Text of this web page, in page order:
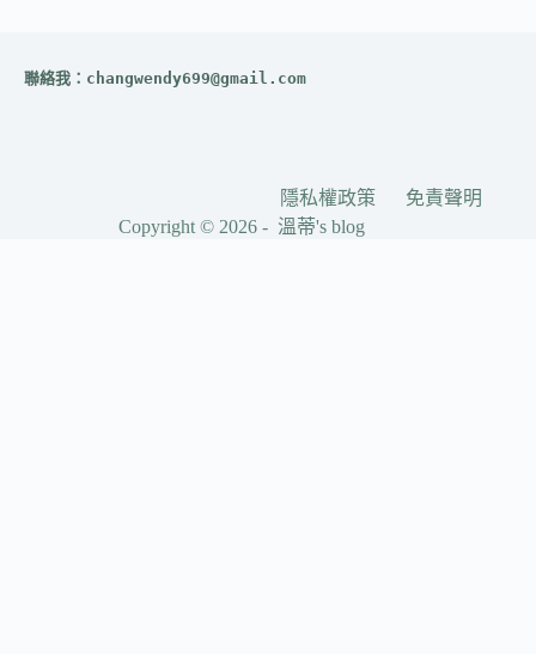
聯絡我： changwendy699@gmail.com
隱私權政策
免責聲明
Copyright © 2026 - 溫蒂's blog